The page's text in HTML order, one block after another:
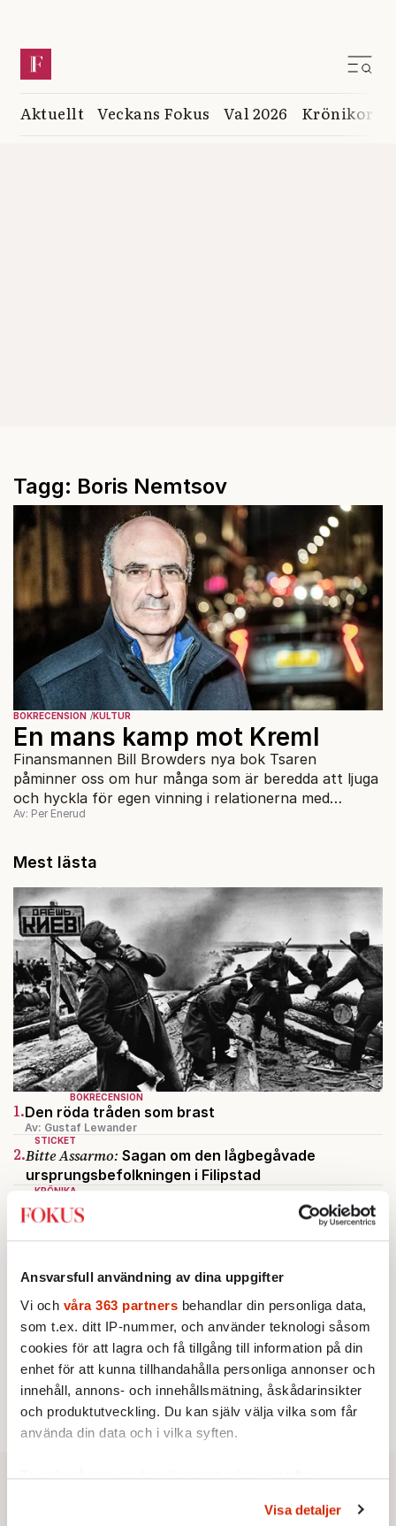
Ansvarsfull användning av dina uppgifter
Vi och våra 363 partners behandlar din personliga data,
som t.ex. ditt IP-nummer, och använder teknologi såsom
cookies för att lagra och få tillgång till information på din
enhet för att kunna tillhandahålla personliga annonser och
innehåll, annons- och innehållsmätning, åskådarinsikter
och produktutveckling. Du kan själv välja vilka som får
använda din data och i vilka syften.
Ta reda på mer om hur dina personliga uppgifter
Du kan ändra eller dra tillbaka ditt samtycke när som
Visa detaljer
Aktuellt Veckans Fokus Val 2026 Krönikor
Tagg: Boris Nemtsov
BOKRECENSION KULTUR
En mans kamp mot Kreml
Finansmannen Bill Browders nya bok Tsaren
påminner oss om hur många som är beredda att ljuga
och hyckla för egen vinning i relationerna med
Ryssland.
Av: Per Enerud
Mest lästa
BOKRECENSION
1.Den röda tråden som brast
Av: Gustaf Lewander
STICKET
2.Bitte Assarmo: Sagan om den lågbegåvade
ursprungsbefolkningen i Filipstad
KRÖNIKA
3.Frans Wachtmeister:
Ja, AC är ett hot mot den
franska civilisationen
KRÖNIKA
alla om att vara arbetarklass
5.Vattenbristen är här – men var femte liter läcker
ut
Av: Susanne Gäre
KRÖNIKA
6.Sakine Madon:Efter islamistdådet oroar sig
vänstern för Agnes Wold